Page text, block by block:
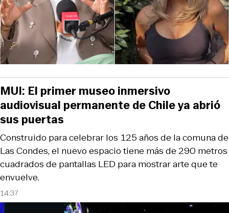
14:37
Construido para celebrar los 125 años de la comuna de
Las Condes, el nuevo espacio tiene más de 290 metros
cuadrados de pantallas LED para mostrar arte que te
envuelve.
MUI: El primer museo inmersivo
audiovisual permanente de Chile ya abrió
sus puertas